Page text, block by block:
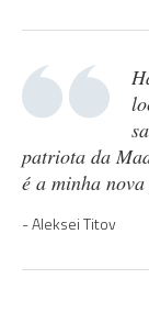
patriota da
é a minha
Aleksei Titov